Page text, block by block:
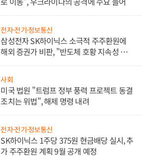
전자·전기·정보통신
삼성전자 SK하이닉스 소극적 주주환원에
해외 증권가 비판, "반도체 호황 지속성 의
사회
미국 법원 "트럼프 정부 풍력 프로젝트 동결
조치는 위법", 해제 명령 내려
전자·전기·정보통신
SK하이닉스 1주당 375원 현금배당 실시, 추
가 주주환원 계획 9월 공개 예정